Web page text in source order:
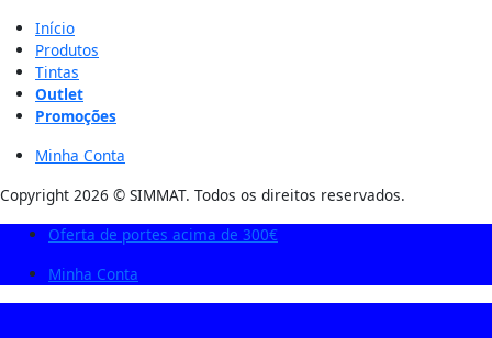
Início
Produtos
Tintas
Outlet
Promoções
Minha Conta
Copyright 2026 © SIMMAT. Todos os direitos reservados.
Oferta de portes acima de 300€
Minha Conta